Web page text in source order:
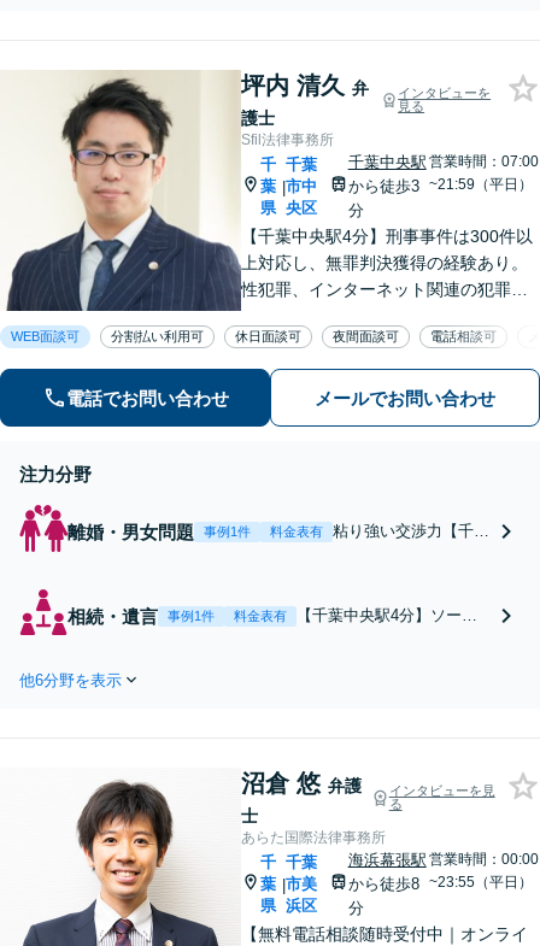
り
ずご相談ください。ご自身で
もしれません。代わりに交
渉・手続きをし、負担を軽
減。
坪内 清久 弁
護士
インタビューを
見る
Sfil法律事務所
千
葉
県
|
千葉
市中
央区
千葉中央駅
から徒歩3
分
営業時間：07:00
~21:59（平日）
【千葉中央駅4分】刑事事件は300件以
上対応し、無罪判決獲得の経験あり。
性犯罪、インターネット関連の犯罪な
産分与・親権・養育費などご相談くだ
さい。他にも、ネットトラブル、労働
雇用、企業法務など幅広く対応いたし
ます
WEB面談可 分割払い利用可 休日面談可 夜間面談可 電話相談可
電話でお問い合わせ メールでお問い合わせ
注力分野
離婚・男女問題 事例1件 料金表有
粘り強い交渉力【千葉
りやすく方針をご説明
します。【社会福祉士
す。元塾講師・お子様
に関するご相談も注力
相続・遺言 事例1件 料金表有
【千葉中央駅4分】ソーシ
針を説明します。福祉施設
由な方は、出張相談なども
柔軟に対応します【休日／
夜間面談OK】
他6分野を表示
沼倉 悠 弁護
士
インタビューを見
る
あらた国際法律事務所
千
葉
県
|
千葉
市美
浜区
海浜幕張駅
から徒歩8
分
営業時間：00:00
~23:55（平日）
【無料電話相談随時受付中｜オンライ